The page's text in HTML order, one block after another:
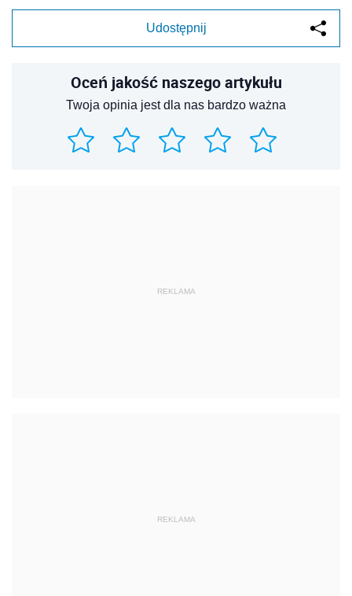
Udostępnij
Oceń jakość naszego artykułu
Twoja opinia jest dla nas bardzo ważna
REKLAMA
REKLAMA